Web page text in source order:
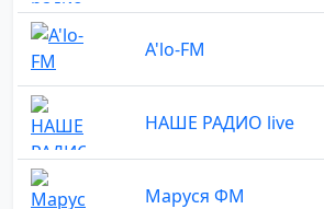
A'lo-FM
НАШЕ РАДИО live
Маруся ФМ